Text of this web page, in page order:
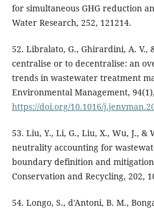
for simultaneous GHG reduction
Water Research, 252, 121214.
52. Libralato, G., Ghirardini, A. V.,
centralise or to decentralise: an
trends in wastewater treatment
Environmental Management,
https://doi.org/10.1016/
53. Liu, Y., Li, G., Liu, X., Wu, J., &
neutrality accounting for
boundary definition and mitigation
Conservation and Recycling, 202,
54. Longo, S., d'Antoni, B. M.,